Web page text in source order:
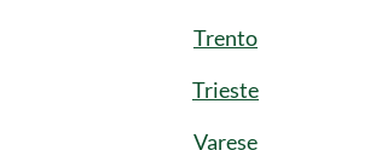
Trento
Trieste
Varese